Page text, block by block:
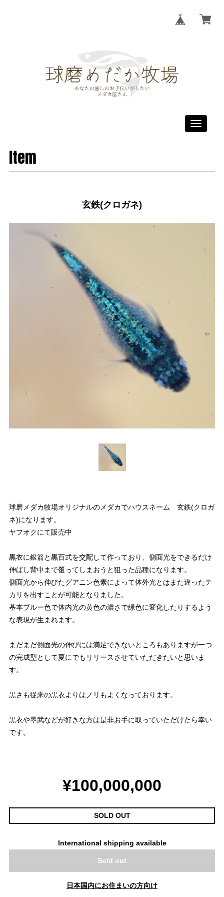
Toggle
Item
玄鉄(クロガネ)
球磨メダカ牧場オリジナルのメダカでハウスネーム 玄鉄(クロガ
ネ)になります。
ヤフオクにて販売中
黒衣に銀箭と黒百式を交配して作っており、側面光をできるだけ
伸ばし背中まで覆ってしまおうと狙った品種になります。
側面光から伸びたグアニン色素によって体外光とはまた違ったテ
カリを出すことが可能となりました。
基本ブルー色で体内光の黄色の濃さで緑色に変化したりするよう
な表現が生まれます。
まだまだ側面光の伸びには満足できないところもありますが一つ
の完成型として夏にでもリリースさせていただきたいと思いま
す。
黒さも従来の黒衣よりはノリもよくなっております。
黒衣や墨武などが好きな方は是非お手に取っていただけたら幸い
です。
¥100,000,000
SOLD OUT
International shipping available
Sold out
日本国内にお住まいの方向け